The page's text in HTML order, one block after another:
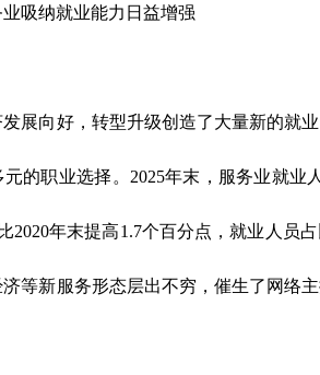
纳就业能力日益增强
向好，转型升级创造了大量新的就业
的职业选择。 2025年末，服务业就业
2020年末提高1.7个百分点，就业人员
等新服务形态层出不穷，催生了网络